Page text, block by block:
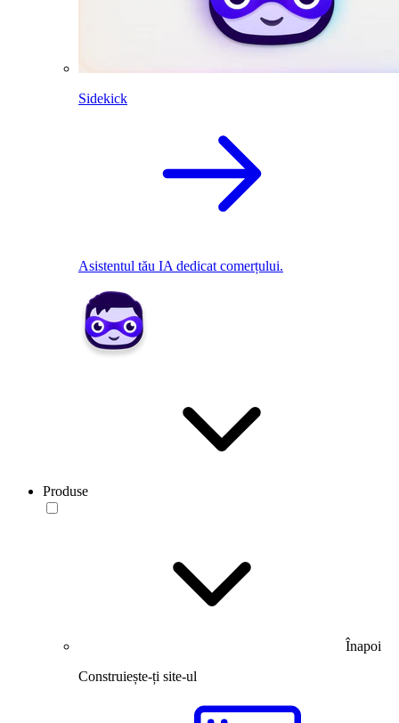
Sidekick
Asistentul tău IA dedicat comerțului.
Produse
Înapoi
Construiește-ți site-ul